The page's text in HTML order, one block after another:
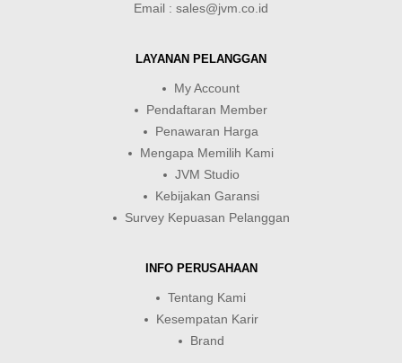
Email : sales@jvm.co.id
LAYANAN PELANGGAN
My Account
Pendaftaran Member
Penawaran Harga
Mengapa Memilih Kami
JVM Studio
Kebijakan Garansi
Survey Kepuasan Pelanggan
INFO PERUSAHAAN
Tentang Kami
Kesempatan Karir
Brand